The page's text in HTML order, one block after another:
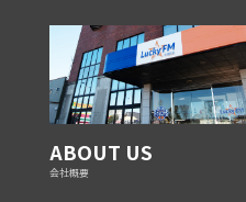
ABOUT US
会社概要